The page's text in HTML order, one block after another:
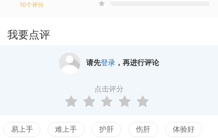
10个评分
我要点评
请先登录，再进行评论
点击评分
易上手 难上手 护肝 伤肝 体验好